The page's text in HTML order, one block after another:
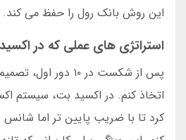
این روش بانک رول را حفظ می کند.
استراتژی های عملی که در
پس از شکست در ۱۰
کرد تا با ضریب پایین تر اما شانس